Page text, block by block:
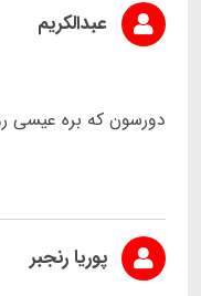
عبدالکريم
دورسون که بره عيسی
پوریا رنجبر